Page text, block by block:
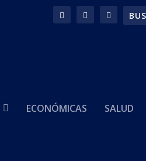
ECONÓMICAS SALUD